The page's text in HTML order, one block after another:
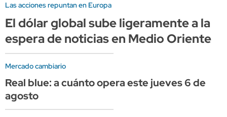
Las acciones repuntan en Europa
El dólar global sube ligeramente a la
espera de noticias en Medio Oriente
Mercado cambiario
Real blue: a cuánto opera este jueves 6 de
agosto